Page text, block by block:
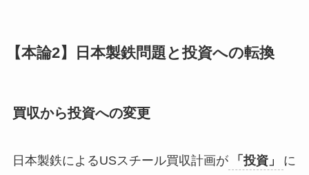
【本論2】日本製鉄問題と投資への転換
買収から投資への変更
日本製鉄によるUSスチール買収計画が 「投資」
に